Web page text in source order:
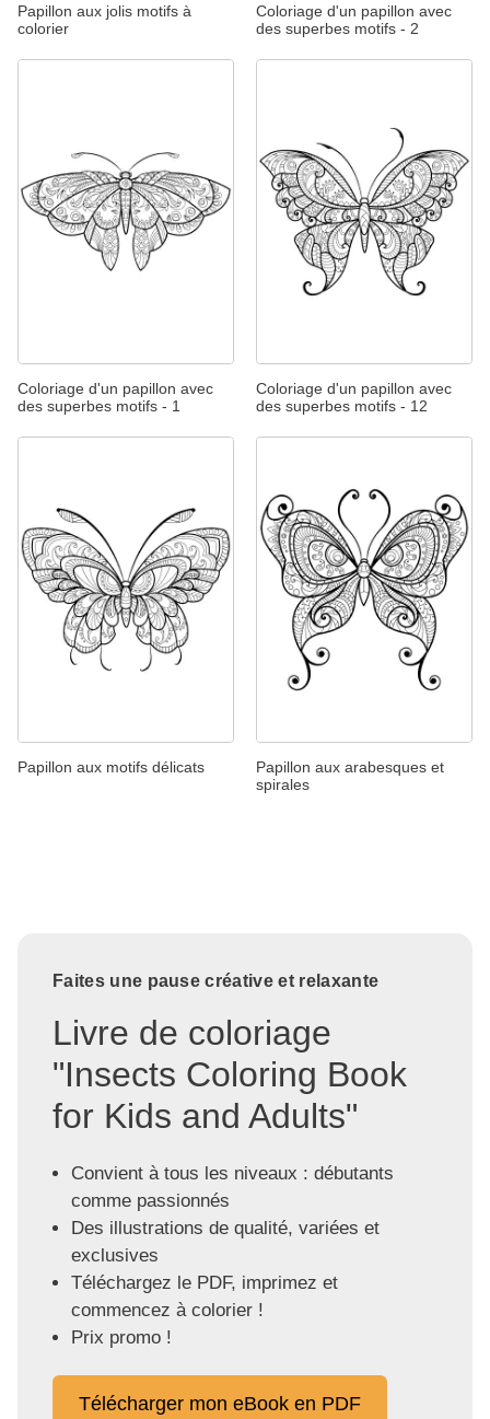
Papillon aux jolis motifs à
colorier
Coloriage d'un papillon avec
des superbes motifs - 2
Coloriage d'un papillon avec
des superbes motifs - 1
Coloriage d'un papillon avec
des superbes motifs - 12
Papillon aux motifs délicats
Papillon aux arabesques et
spirales
Faites une pause créative et relaxante
Livre de coloriage
"Insects Coloring Book
for Kids and Adults"
Convient à tous les niveaux : débutants
comme passionnés
Des illustrations de qualité, variées et
exclusives
Téléchargez le PDF, imprimez et
commencez à colorier !
Prix promo !
Télécharger mon eBook en PDF